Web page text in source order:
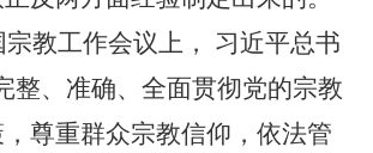
宗教工作会议上， 习近平总书
整、准确、全面贯彻党的宗教
尊重群众宗教信仰，依法管